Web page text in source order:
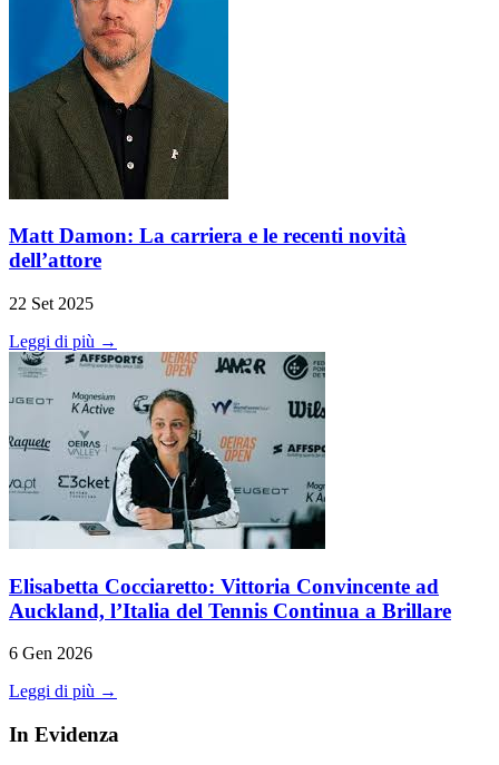
Matt Damon: La carriera e le recenti novità
dell’attore
22 Set 2025
Leggi di più →
Elisabetta Cocciaretto: Vittoria Convincente ad
Auckland, l’Italia del Tennis Continua a Brillare
6 Gen 2026
Leggi di più →
In Evidenza